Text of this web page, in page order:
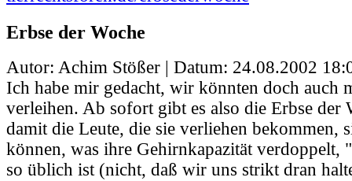
Erbse der Woche
Autor: Achim Stößer | Datum: 24.08.2002
Ich habe mir gedacht, wir könnten doch auch
verleihen. Ab sofort gibt es also die Erbse der
damit die Leute, die sie verliehen bekommen,
können, was ihre Gehirnkapazität verdoppelt,
so üblich ist (nicht, daß wir uns strikt dran